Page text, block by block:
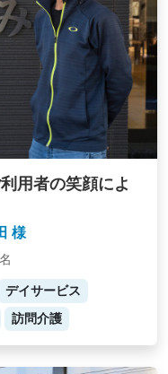
用者の笑顔によ
様
デイサービス
訪問介護